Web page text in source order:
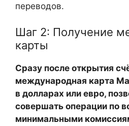
переводов.
Шаг 2: Получение
карты
Сразу после открытия
международная карта
в долларах или евро,
совершать операции по
минимальными